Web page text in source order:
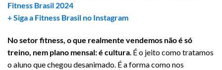
Fitness Brasil 2024
+ Siga a Fitness Brasil no Instagram
No setor fitness, o que realmente vendemos não é só
treino, nem plano mensal: é cultura. É o jeito como tratamos
o aluno que chegou desanimado. É a forma como nos